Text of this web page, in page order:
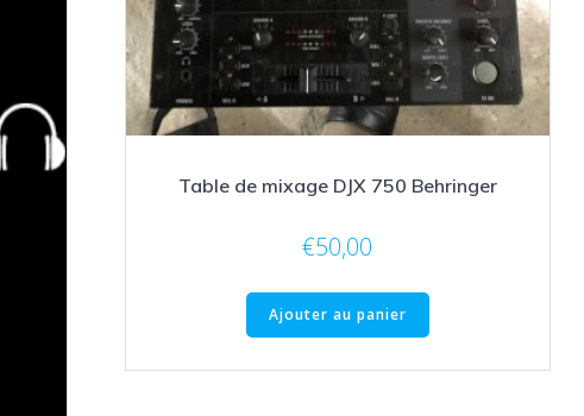
Table de mixage DJX 750 Behringer
€50,00
Ajouter au panier